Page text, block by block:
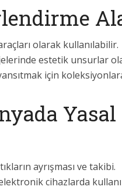
olarak kullanılabilir.
estetik unsurlar
için
Yasal
ayrışması ve takibi.
cihazlarda